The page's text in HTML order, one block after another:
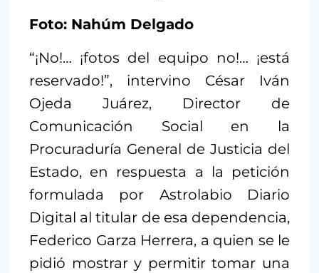
Foto: Nahúm Delgado
“¡No!… ¡fotos del equipo no!… ¡está
reservado!”, intervino César Iván
Ojeda Juárez, Director de
Comunicación Social en la
Procuraduría General de Justicia del
Estado, en respuesta a la petición
formulada por Astrolabio Diario
Digital al titular de esa dependencia,
Federico Garza Herrera, a quien se le
pidió mostrar y permitir tomar una